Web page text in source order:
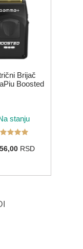
Brijač
Boosted
stanju
RSD